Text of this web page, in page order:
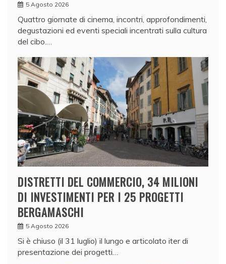
5 Agosto 2026
Quattro giornate di cinema, incontri, approfondimenti,
degustazioni ed eventi speciali incentrati sulla cultura
del cibo.…
DISTRETTI DEL COMMERCIO, 34 MILIONI
DI INVESTIMENTI PER I 25 PROGETTI
BERGAMASCHI
5 Agosto 2026
Si è chiuso (il 31 luglio) il lungo e articolato iter di
presentazione dei progetti…